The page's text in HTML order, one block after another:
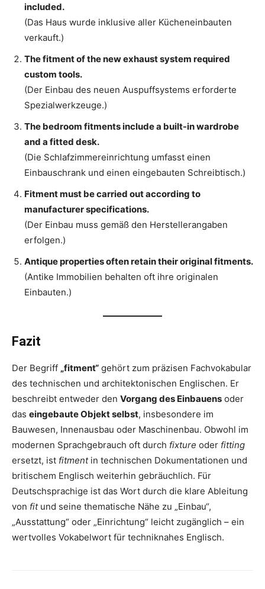
included.
(Das Haus wurde inklusive aller Kücheneinbauten
verkauft.)
The fitment of the new exhaust system required
custom tools.
(Der Einbau des neuen Auspuffsystems erforderte
Spezialwerkzeuge.)
The bedroom fitments include a built-in wardrobe
and a fitted desk.
(Die Schlafzimmereinrichtung umfasst einen
Einbauschrank und einen eingebauten Schreibtisch.)
Fitment must be carried out according to
manufacturer specifications.
(Der Einbau muss gemäß den Herstellerangaben
erfolgen.)
Antique properties often retain their original fitments.
(Antike Immobilien behalten oft ihre originalen
Einbauten.)
Fazit
Der Begriff „fitment“ gehört zum präzisen Fachvokabular
des technischen und architektonischen Englischen. Er
beschreibt entweder den Vorgang des Einbauens oder
das eingebaute Objekt selbst, insbesondere im
Bauwesen, Innenausbau oder Maschinenbau. Obwohl im
modernen Sprachgebrauch oft durch fixture oder fitting
ersetzt, ist fitmentin technischen Dokumentationen und
britischem Englisch weiterhin gebräuchlich. Für
Deutschsprachige ist das Wort durch die klare Ableitung
von fitund seine thematische Nähe zu „Einbau“,
„Ausstattung“ oder „Einrichtung“ leicht zugänglich – ein
wertvolles Vokabelwort für techniknahes Englisch.